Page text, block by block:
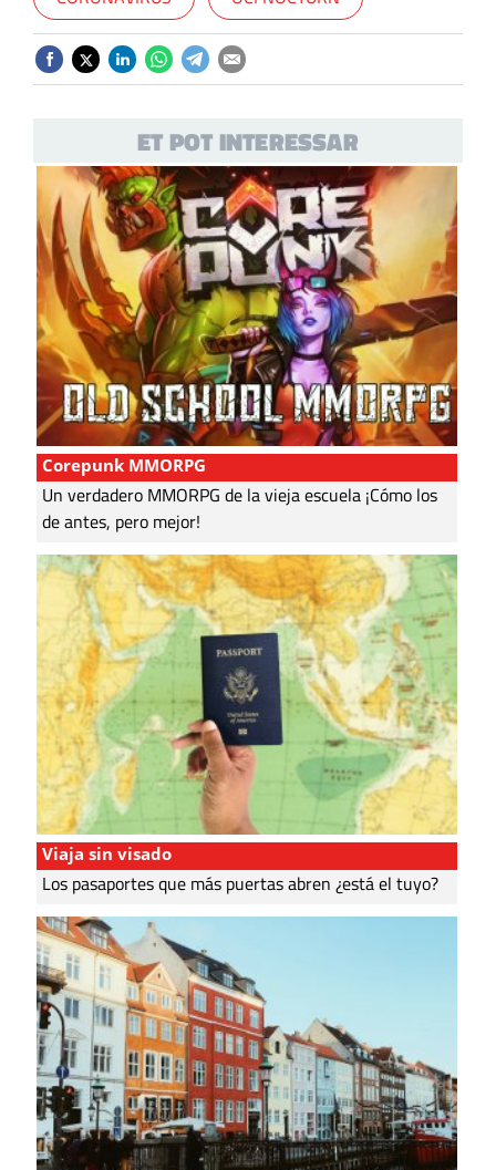
ET POT INTERESSAR
Corepunk MMORPG
Un verdadero MMORPG de la vieja escuela ¡Cómo los
de antes, pero mejor!
Viaja sin visado
Los pasaportes que más puertas abren ¿está el tuyo?